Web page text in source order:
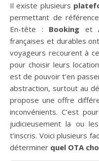
Il existe plusieurs
permettant de
En-tête : Booking et
françaises et durables
voyageurs recourent à
pour choisir leurs
est de pouvoir t’en
abstraction, surtout au
propose une offre
inconvénients. C’est
judicieusement la ou
t’inscris. Voici plusieurs
déterminer quel OTA